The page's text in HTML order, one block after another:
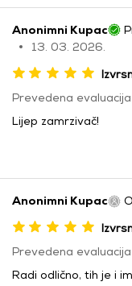
Anonimni Kupac
13. 03. 2026.
Prevedena evaluacija
Lijep zamrzivač!
Anonimni Kupac
Prevedena evaluacija
Radi odlično, tih je i